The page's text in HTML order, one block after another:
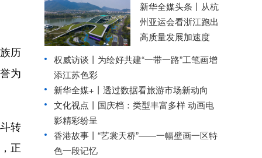
历
为
转
正
新华全媒头条丨 从杭
州亚运会看浙江跑出
高质量发展加速度
权威访谈丨 为绘好共建“一带一路”工笔画增
添江苏色彩
新华全媒+丨 透过数据看旅游市场新动向
文化视点丨国庆档：类型丰富多样 动画电
影精彩纷呈
香港故事丨 “艺裳天桥”——一幅壁画一区特
色一段记忆